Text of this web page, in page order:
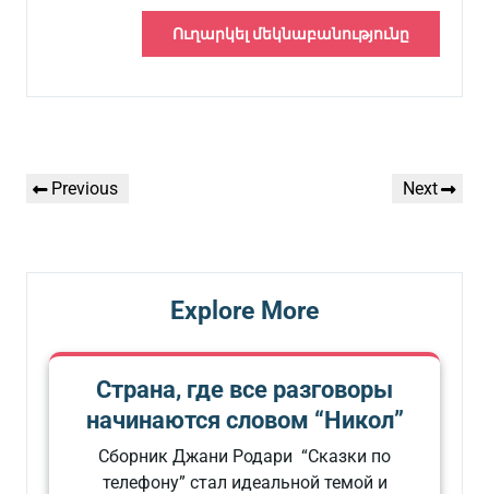
նավարկումը
Previous
Previous
Next
Next
Explore More
Страна, где все разговоры
начинаются словом “Никол”
Сборник Джани Родари “Сказки по
телефону” стал идеальной темой и